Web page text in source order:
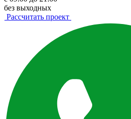
без выходных
Рассчитать проект